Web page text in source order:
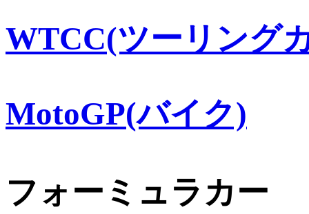
WTCC(ツーリング
MotoGP(バイク)
フォーミュラカー